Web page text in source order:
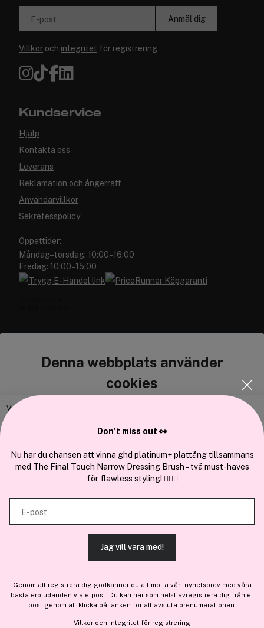
Denna webbplats använder
cookies
Vi använder enhetsidentifierare för att anpassa innehållet och
och annan information från din enhet till de sociala medier och annons-
och analysföretag som vi samarbetar med. Dessa kan i sin tur
kombinera informationen med annan information som du har
tillhandahållit eller som de har samlat in när du har använt deras
tjänster.
TILLÅT ALLA COOKIES
VISA DETALJER
E-post Anmäl dig
Villkor och integritet för registrering
Kundservice
Hjälp
Kontakta oss
Leverans
Reklamation och ångerrätt
Användarvillkor
Sekretesspolicy
Öppettider:
Måndag–torsdag: 10:00–16:00
Fredag: 10:00–15:00
Cocopanda.se
En del avBrandsdal Group AS
Don’t miss out 👀
Nu har du chansen att vinna ghd platinum+ plattång tillsammans
med The Final Touch Narrow Dressing Brush – två must-haves
för flawless styling! 💇‍♀️✨
E-post
Jag vill vara med!
Genom att registrera dig godkänner du att motta vårt nyhetsbrev med våra
bästa erbjudanden via e-post. Du kan när som helst avregistrera dig från e-
post genom att klicka på länken för att avsluta prenumerationen.
Villkor och integritet för registrering